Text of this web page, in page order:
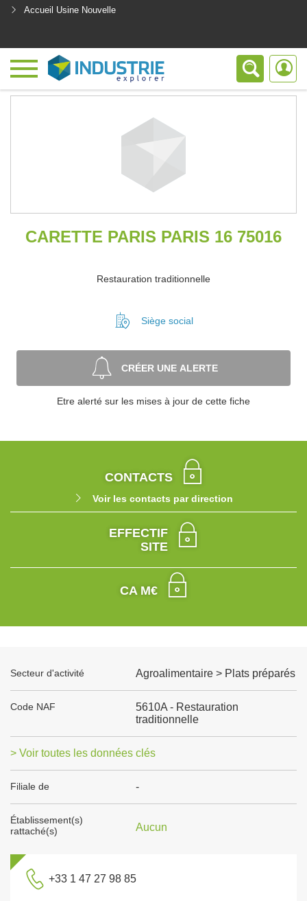
Accueil Usine Nouvelle
CARETTE PARIS PARIS 16 75016
Restauration traditionnelle
Siège social
CRÉER UNE ALERTE
Etre alerté sur les mises à jour de cette fiche
CONTACTS
Voir les contacts par direction
EFFECTIF
SITE
CA M€
Secteur d'activité Agroalimentaire > Plats préparés
Code NAF
5610A - Restauration
traditionnelle
> Voir toutes les données clés
Filiale de -
Établissement(s)
rattaché(s)
Aucun
+33 1 47 27 98 85